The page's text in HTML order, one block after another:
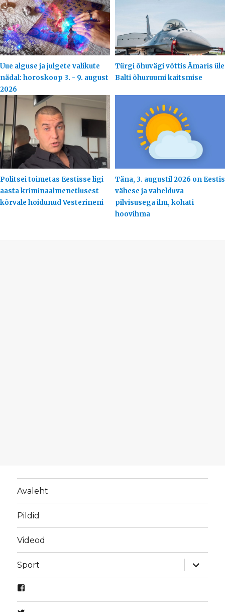
Uue alguse ja julgete valikute
nädal: horoskoop 3. - 9. august
2026
Türgi õhuvägi võttis Ämaris üle
Balti õhuruumi kaitsmise
Politsei toimetas Eestisse ligi
aasta kriminaalmenetlusest
kõrvale hoidunud Vesterineni
Täna, 3. augustil 2026 on Eestis
vähese ja vahelduva
pilvisusega ilm, kohati
hoovihma
Avaleht
Pildid
Videod
Sport
laienda